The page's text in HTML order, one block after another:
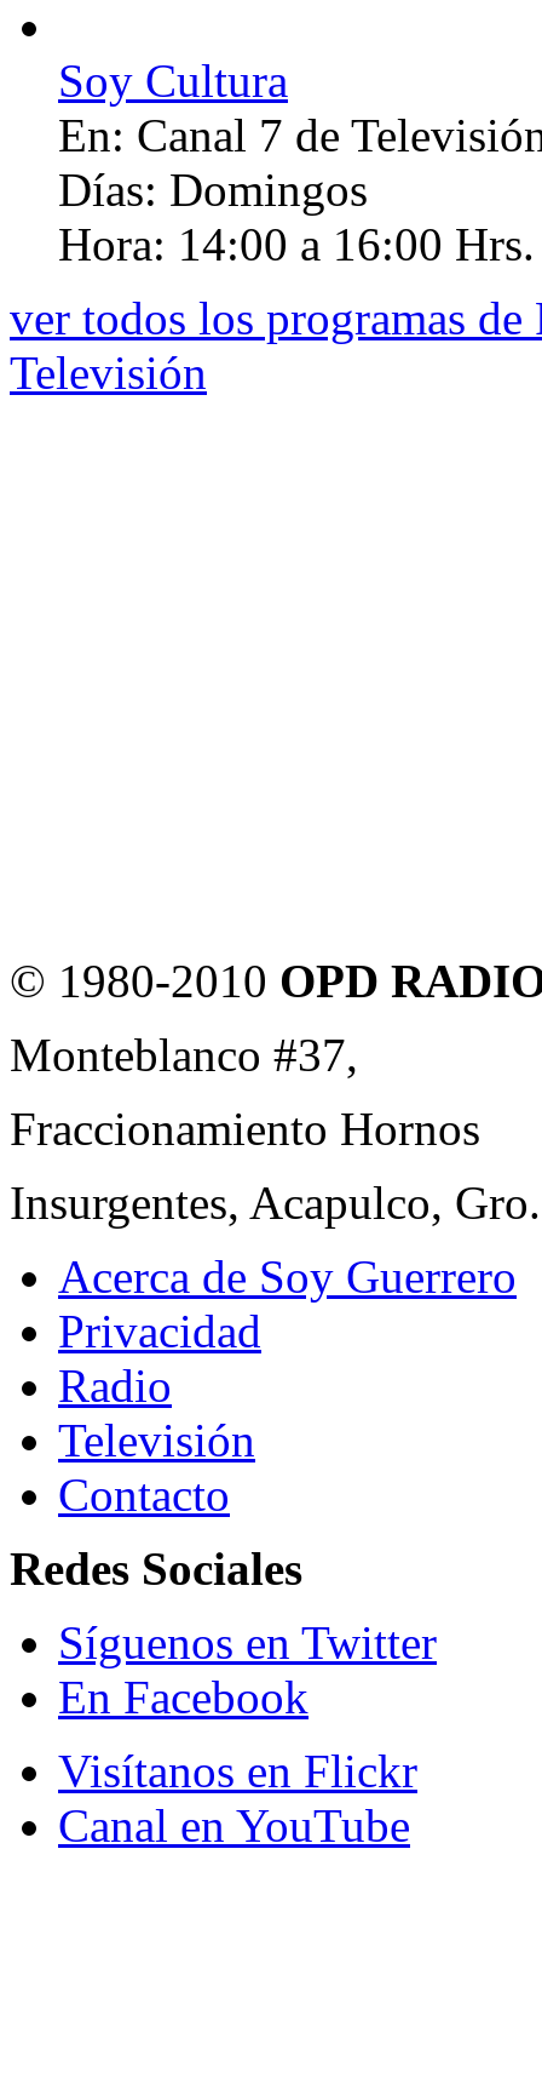
Soy Cultura
En: Canal 7 de
Días: Domingos
Hora: 14:00 a 16:00 Hrs.
ver todos los programas
Televisión
© 1980-2010 OPD
Monteblanco #37,
Fraccionamiento Hornos
Insurgentes, Acapulco,
Acerca de Soy Guerrero
Privacidad
Radio
Televisión
Contacto
Redes Sociales
Síguenos en Twitter
En Facebook
Visítanos en Flickr
Canal en YouTube